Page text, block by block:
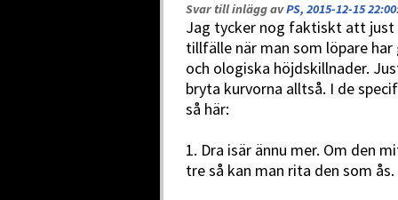
Svar till inlägg avPS, 2015-12-15 22:00
Jag tycker nog faktiskt att
tillfälle när man som löpare
och ologiska höjdskillnader.
bryta kurvorna alltså. I de
så här:
1. Dra isär ännu mer. Om den
tre så kan man rita den som ås.